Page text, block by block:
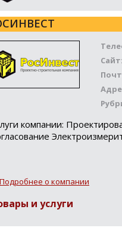
Сайт:
компании:
Подробнее о компании
и услуги